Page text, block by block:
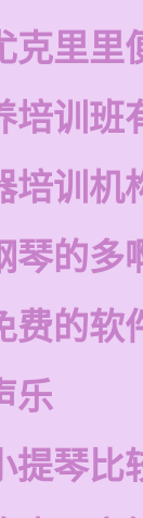
克里里
培训班
培训机
琴的多
费的软
乐
提琴比